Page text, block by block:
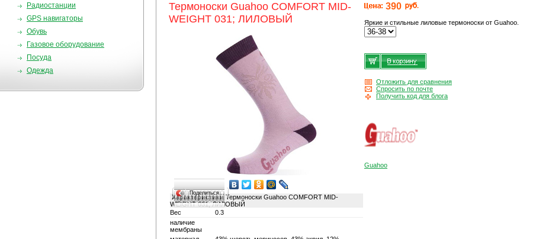
Радиостанции
GPS навигаторы
Обувь
Газовое оборудование
Посуда
Одежда
Термоноски Guahoo COMFORT MID-
WEIGHT 031; ЛИЛОВЫЙ
Поделиться…
ХарактеристикиТермоноски Guahoo COMFORT MID-
WEIGHT 031; ЛИЛОВЫЙ
Вес
0.3
наличие
мембраны
390
Яркие и стильные лиловые термоноски от Guahoo.
Отложить для сравнения
Спросить по почте
Получить код для блога
Guahoo